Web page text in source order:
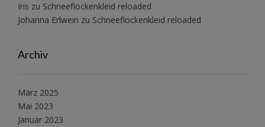
Iris zu Schneeflockenkleid reloaded
Johanna Erlwein zu Schneeflockenkleid reloaded
Archiv
März 2025
Mai 2023
Januar 2023